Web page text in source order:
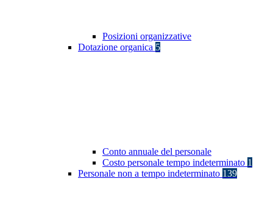
Posizioni organizzative
Dotazione organica 5
Conto annuale del personale
Costo personale tempo indeterminato 1
Personale non a tempo indeterminato 139